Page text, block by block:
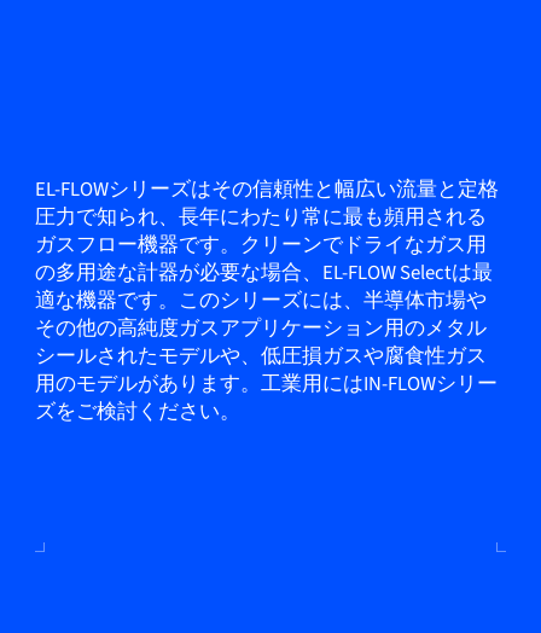
EL-FLOWシリーズはその信頼性と幅広い流量と定格
圧力で知られ、長年にわたり常に最も頻用される
ガスフロー機器です。クリーンでドライなガス用
の多用途な計器が必要な場合、EL-FLOW Selectは最
適な機器です。このシリーズには、半導体市場や
その他の高純度ガスアプリケーション用のメタル
シールされたモデルや、低圧損ガスや腐食性ガス
用のモデルがあります。工業用にはIN-FLOWシリー
ズをご検討ください。